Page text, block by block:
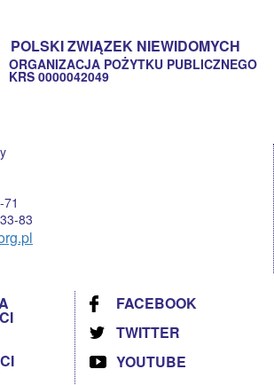
POLSKI ZWIĄZEK NIEWIDOMYCH
ORGANIZACJA POŻYTKU PUBLICZNEGO
KRS 0000042049
83
FACEBOOK
TWITTER
YOUTUBE